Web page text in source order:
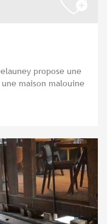
propose une
maison malouine